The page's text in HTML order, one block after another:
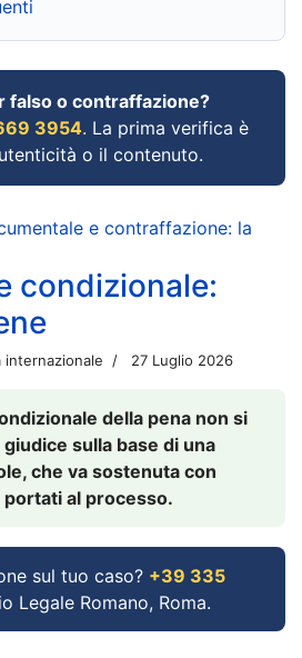
falso o contraffazione?
3954. La prima verifica è
o il contenuto.
e contraffazione: la
condizionale:
27 Luglio 2026
della pena non si
sulla base di una
che va sostenuta con
al processo.
sul tuo caso? +39 335
Legale Romano, Roma.